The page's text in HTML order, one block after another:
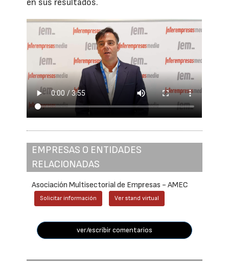
en sus resultados.
EMPRESAS O ENTIDADES
RELACIONADAS
Asociación Multisectorial de Empresas - AMEC
Solicitar información Ver stand virtual
ver/escribir comentarios